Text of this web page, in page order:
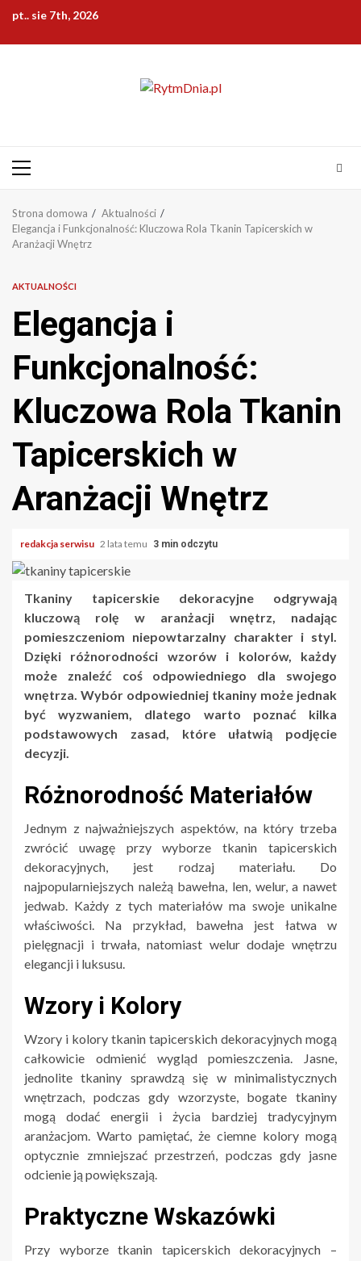
Przejdź
treści
pt.. sie 7th, 2026
Menu
Strona domowa
Aktualności
Elegancja i Funkcjonalność: Kluczowa Rola Tkanin Tapicerskich w
Aranżacji Wnętrz
AKTUALNOŚCI
Elegancja i
Funkcjonalność:
Kluczowa Rola Tkanin
Tapicerskich w
Aranżacji Wnętrz
redakcja serwisu 2 lata temu 3 min odczytu
Tkaniny tapicerskie dekoracyjne odgrywają
kluczową rolę w aranżacji wnętrz, nadając
pomieszczeniom niepowtarzalny charakter i styl.
Dzięki różnorodności wzorów i kolorów, każdy
może znaleźć coś odpowiedniego dla swojego
wnętrza. Wybór odpowiedniej tkaniny może jednak
być wyzwaniem, dlatego warto poznać kilka
podstawowych zasad, które ułatwią podjęcie
decyzji.
Różnorodność Materiałów
Jednym z najważniejszych aspektów, na który trzeba
zwrócić uwagę przy wyborze tkanin tapicerskich
dekoracyjnych, jest rodzaj materiału. Do
najpopularniejszych należą bawełna, len, welur, a nawet
jedwab. Każdy z tych materiałów ma swoje unikalne
właściwości. Na przykład, bawełna jest łatwa w
pielęgnacji i trwała, natomiast welur dodaje wnętrzu
elegancji i luksusu.
Wzory i Kolory
Wzory i kolory tkanin tapicerskich dekoracyjnych mogą
całkowicie odmienić wygląd pomieszczenia. Jasne,
jednolite tkaniny sprawdzą się w minimalistycznych
wnętrzach, podczas gdy wzorzyste, bogate tkaniny
mogą dodać energii i życia bardziej tradycyjnym
aranżacjom. Warto pamiętać, że ciemne kolory mogą
optycznie zmniejszać przestrzeń, podczas gdy jasne
odcienie ją powiększają.
Praktyczne Wskazówki
Przy wyborze tkanin tapicerskich dekoracyjnych –